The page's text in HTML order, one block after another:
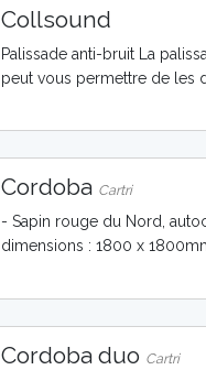
Collsound
Palissade anti-bruit La
peut vous permettre de les
Cordoba Cartri
- Sapin rouge du Nord,
dimensions : 1800 x
Cordoba duo Cartri